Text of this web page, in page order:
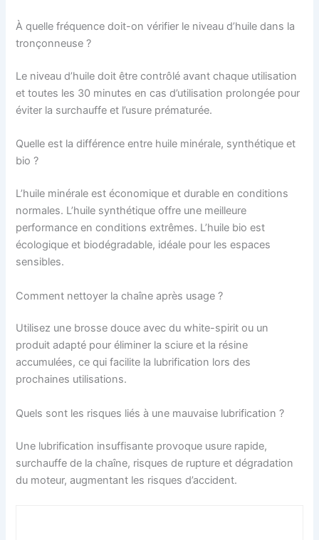
À quelle fréquence doit-on vérifier le niveau d’huile dans la
tronçonneuse ?
Le niveau d’huile doit être contrôlé avant chaque utilisation
et toutes les 30 minutes en cas d’utilisation prolongée pour
éviter la surchauffe et l’usure prématurée.
Quelle est la différence entre huile minérale, synthétique et
bio ?
L’huile minérale est économique et durable en conditions
normales. L’huile synthétique offre une meilleure
performance en conditions extrêmes. L’huile bio est
écologique et biodégradable, idéale pour les espaces
sensibles.
Comment nettoyer la chaîne après usage ?
Utilisez une brosse douce avec du white-spirit ou un
produit adapté pour éliminer la sciure et la résine
accumulées, ce qui facilite la lubrification lors des
prochaines utilisations.
Quels sont les risques liés à une mauvaise lubrification ?
Une lubrification insuffisante provoque usure rapide,
surchauffe de la chaîne, risques de rupture et dégradation
du moteur, augmentant les risques d’accident.